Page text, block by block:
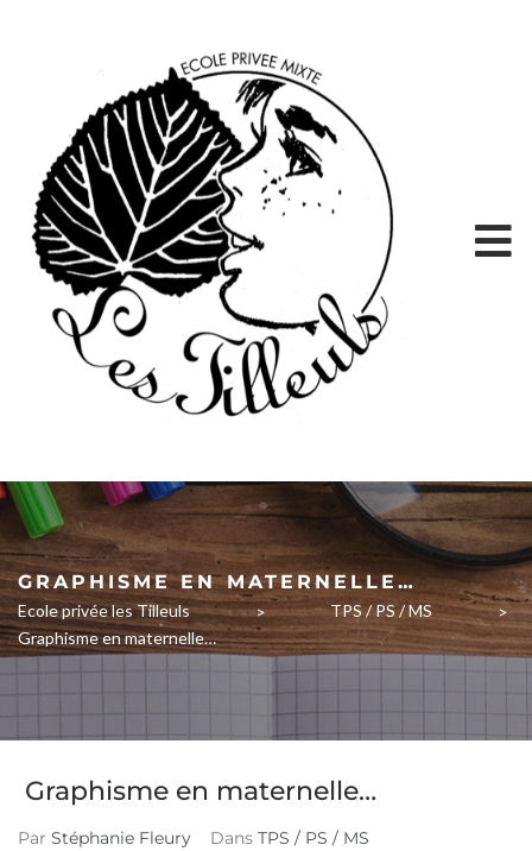
GRAPHISME EN MATERNELLE…
Ecole privée les Tilleuls > TPS / PS / MS
>
Graphisme en maternelle…
Graphisme en maternelle…
Par Stéphanie Fleury Dans TPS / PS / MS